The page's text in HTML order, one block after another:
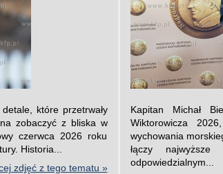
które przetrwały
zobaczyć z bliska w
czerwca 2026 roku
Historia...
zdjęć z tego tematu »
Kapitan Michał
Wiktorowicza
wychowania
łączy
odpowiedzialnym...